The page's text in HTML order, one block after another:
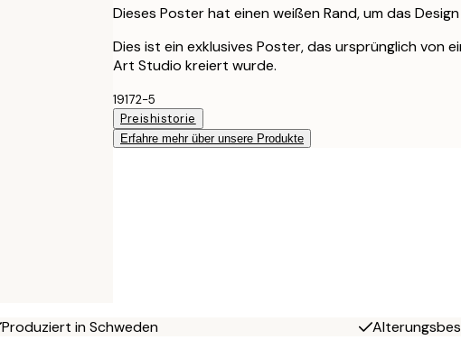
Dieses Poster hat einen weißen Rand, um das
Dies ist ein exklusives Poster, das ursprünglich von
Art Studio kreiert wurde.
19172-5
Preishistorie
Erfahre mehr über unsere Produkte
Produziert in Schweden